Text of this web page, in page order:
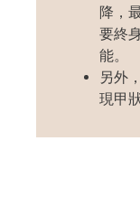
降，
要終
能。
另外
現甲